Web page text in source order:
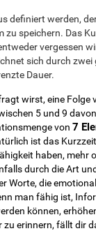
definiert werden,
zu speichern. Das
vergessen
sich durch zwei
Dauer.
wirst, eine Folge
5 und 9
von 7
ist das
haben, mehr
durch die Art
Worte, die
man fähig ist,
können,
erinnern, fällt dir